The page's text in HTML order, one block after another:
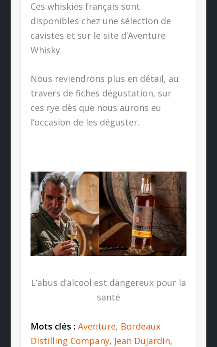
Ces whiskies français sont
disponibles chez une sélection de
cavistes et sur le site d’Aventure
Whisky.
Nous reviendrons plus en détail, au
travers de fiches dégustation, sur
ces rye dès que nous aurons eu
l’occasion de les déguster.
L’abus d’alcool est dangereux pour la
santé
Mots clés : Aventure, Bordeaux
Distilling Company, Jean Dujardin,